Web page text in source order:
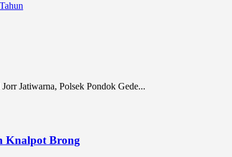
Jatiwarna, Polsek Pondok Gede...
Knalpot Brong